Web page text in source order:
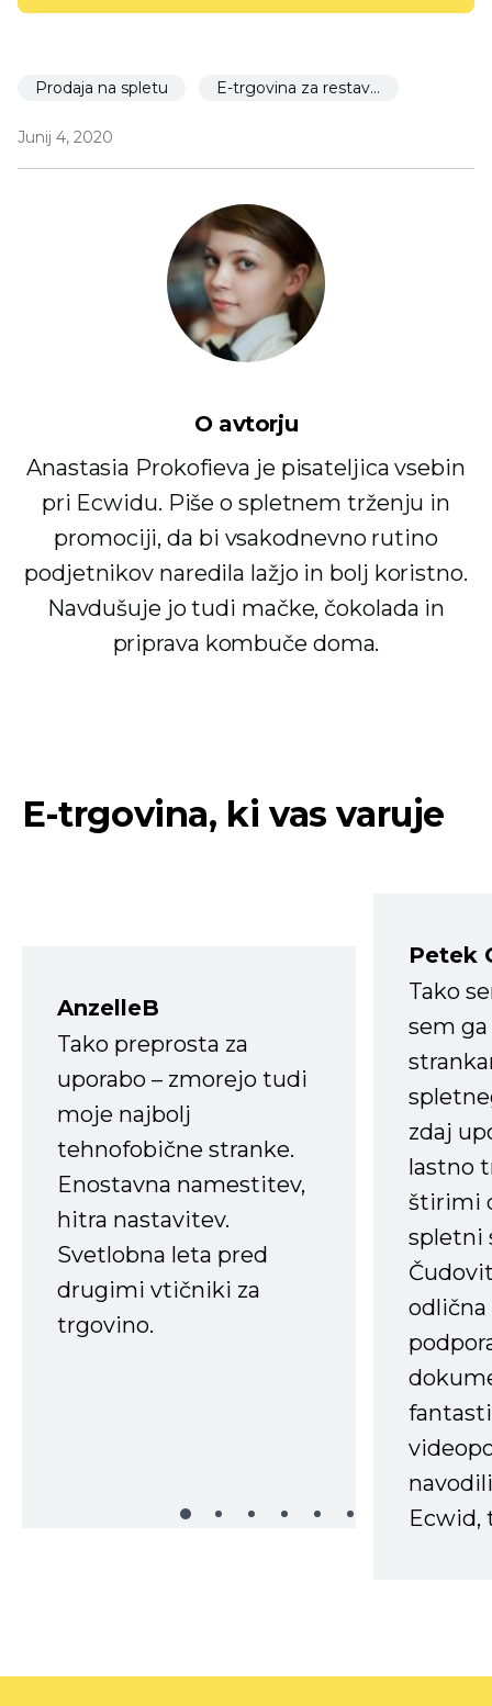
Prodaja na spletu E-trgovina za restavracije
Junij 4, 2020
O avtorju
Anastasia Prokofieva je pisateljica vsebin
pri Ecwidu. Piše o spletnem trženju in
promociji, da bi vsakodnevno rutino
podjetnikov naredila lažjo in bolj koristno.
Navdušuje jo tudi mačke, čokolada in
priprava kombuče doma.
E-trgovina, ki vas varuje
AnzelleB
Tako preprosta za
uporabo – zmorejo tudi
moje najbolj
tehnofobične stranke.
Enostavna namestitev,
hitra nastavitev.
Svetlobna leta pred
drugimi vtičniki za
trgovino.
Petek
Tako
sem
zdaj
lastno
štirimi
spletni
Ecwid,